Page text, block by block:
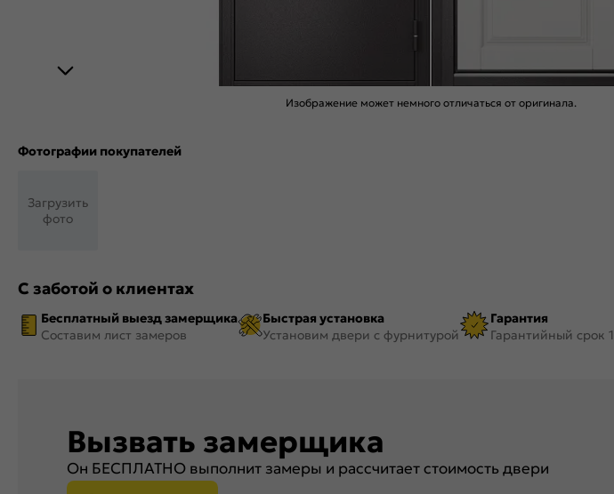
Изображение может немного отличаться от оригинала.
Фотографии покупателей
Загрузить
фото
С заботой о клиентах
Бесплатный выезд замерщика
Составим лист замеров
Быстрая установка
Установим двери с фурнитурой
Гарантия
Гарантийный срок
Вызвать замерщика
Он БЕСПЛАТНО выполнит замеры и рассчитает стоимость двери